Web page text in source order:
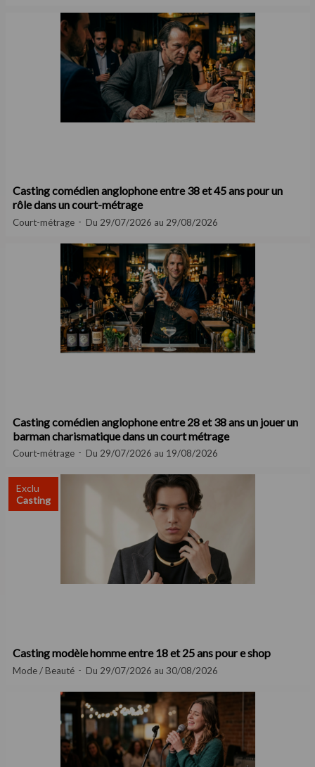
Casting comédien anglophone entre 38 et 45 ans pour un
rôle dans un court-métrage
Court-métrage Du 29/07/2026 au 29/08/2026
Casting comédien anglophone entre 28 et 38 ans un jouer un
barman charismatique dans un court métrage
Court-métrage Du 29/07/2026 au 19/08/2026
Exclu
Casting
Casting modèle homme entre 18 et 25 ans pour e shop
Mode / Beauté Du 29/07/2026 au 30/08/2026